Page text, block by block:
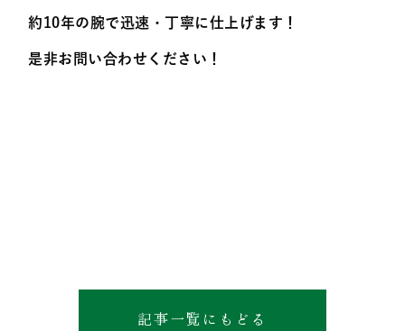
約10年の腕で迅速・丁寧に仕上げます！
是非お問い合わせください！
記事一覧にもどる